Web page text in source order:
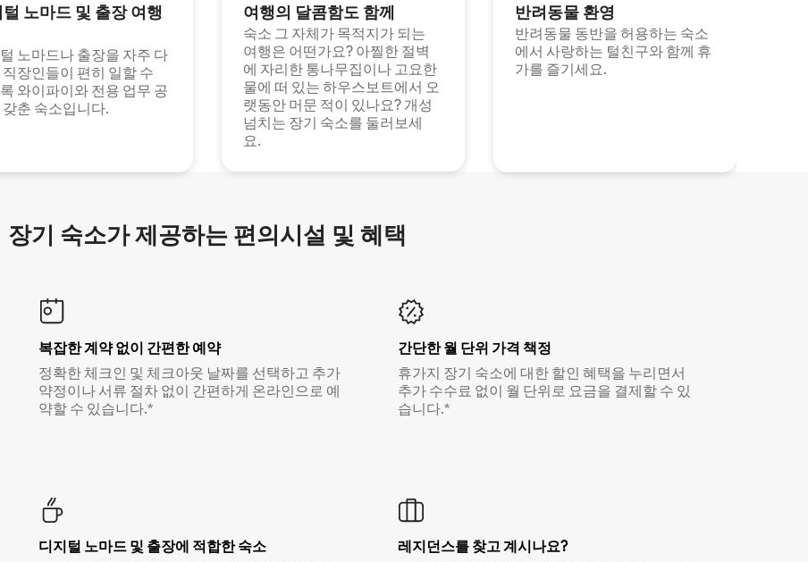
노마드 및 출장 여행
노마드나 출장을 자주 다
직장인들이 편히 일할 수
와이파이와 전용 업무 공
갖춘 숙소입니다.
여행의 달콤함도 함께
숙소 그 자체가 목적지가 되는
여행은 어떤가요? 아찔한 절벽
에 자리한 통나무집이나 고요한
물에 떠 있는 하우스보트에서 오
랫동안 머문 적이 있나요? 개성
넘치는 장기 숙소를 둘러보세
요.
반려동물 환영
반려동물 동반을 허용하는 숙소
에서 사랑하는 털친구와 함께 휴
가를 즐기세요.
장기 숙소가 제공하는 편의시설 및 혜택
복잡한 계약 없이 간편한 예약
정확한 체크인 및 체크아웃 날짜를 선택하고 추가
약정이나 서류 절차 없이 간편하게 온라인으로 예
약할 수 있습니다.*
간단한 월 단위 가격 책정
휴가지 장기 숙소에 대한 할인 혜택을 누리면서
추가 수수료 없이 월 단위로 요금을 결제할 수 있
습니다.*
디지털 노마드 및 출장에 적합한 숙소
레지던스를 찾고 계시나요?